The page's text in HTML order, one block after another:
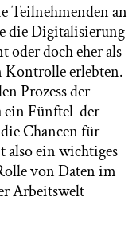
Teilnehmenden an
die Digitalisierung
oder doch eher als
Kontrolle erlebten.
Prozess der
ein Fünftel der
Chancen für
also ein wichtiges
von Daten im
Arbeitswelt